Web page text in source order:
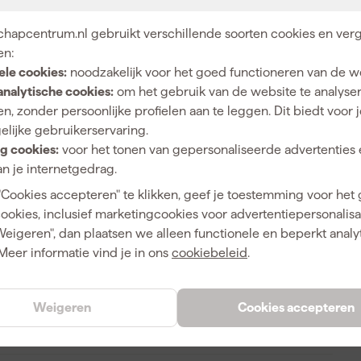
gebruikt verschillende soorten cookies en
cookies: noodzakelijk voor het goed functioneren van de
cookies: om het gebruik van de website te
zonder persoonlijke profielen aan te leggen. Dit biedt voor
gebruikerservaring.
cookies: voor het tonen van gepersonaliseerde advertenties
je internetgedrag.
accepteren" te klikken, geef je toestemming voor het
inclusief marketingcookies voor
dan plaatsen we alleen functionele en beperkt
informatie vind je in ons cookiebeleid.
Cookies accepteren
Weigeren
je over een stevige, veilige oplossing. Nooit meer
in een handige Redbox. Schiet jezelf naar het
alles aankan.
5, 6, 8, 10
Universeel
193813